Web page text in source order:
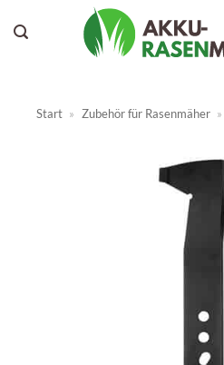
Inhalt
Start » Zubehör für Rasenmäher »